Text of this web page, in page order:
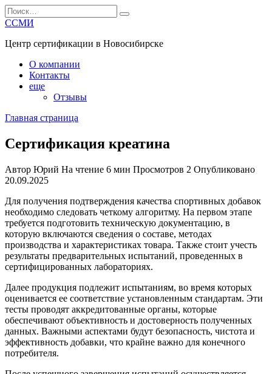
Перейти
к
Search
for:
ССМИ
Центр сертификации в Новосибирске
О компании
Контакты
еще
Отзывы
Главная страница
Сертификация креатина
Автор Юрий На чтение 6 мин Просмотров 2 Опубликовано
20.09.2025
Для получения подтверждения качества спортивных добавок
необходимо следовать четкому алгоритму. На первом этапе
требуется подготовить техническую документацию, в
которую включаются сведения о составе, методах
производства и характеристиках товара. Также стоит учесть
результаты предварительных испытаний, проведенных в
сертифицированных лабораториях.
Далее продукция подлежит испытаниям, во время которых
оценивается ее соответствие установленным стандартам. Эти
тесты проводят аккредитованные органы, которые
обеспечивают объективность и достоверность полученных
данных. Важными аспектами будут безопасность, чистота и
эффективность добавки, что крайне важно для конечного
потребителя.